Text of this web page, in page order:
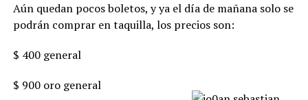
Aún quedan pocos boletos, y ya el día de mañana solo se
podrán comprar en taquilla, los precios son:
$ 400 general
$ 900 oro general